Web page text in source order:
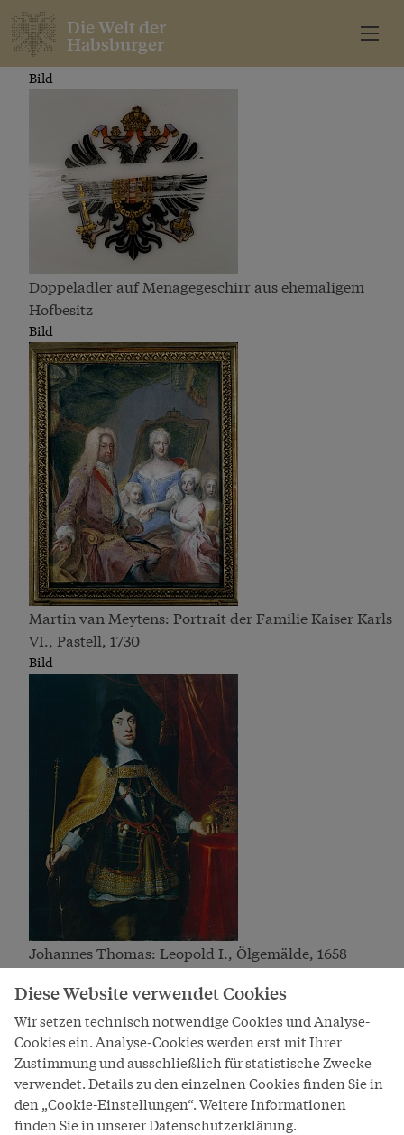
Die Welt der
Habsburger
Bild
Doppeladler auf Menagegeschirr aus ehemaligem
Hofbesitz
Bild
Martin van Meytens: Portrait der Familie Kaiser Karls
VI., Pastell, 1730
Bild
Johannes Thomas: Leopold I., Ölgemälde, 1658
Diese Website verwendet Cookies
Wir setzen technisch notwendige Cookies und Analyse-
Cookies ein. Analyse-Cookies werden erst mit Ihrer
Zustimmung und ausschließlich für statistische Zwecke
verwendet. Details zu den einzelnen Cookies finden Sie in
den „Cookie-Einstellungen“. Weitere Informationen
finden Sie in unserer Datenschutzerklärung.